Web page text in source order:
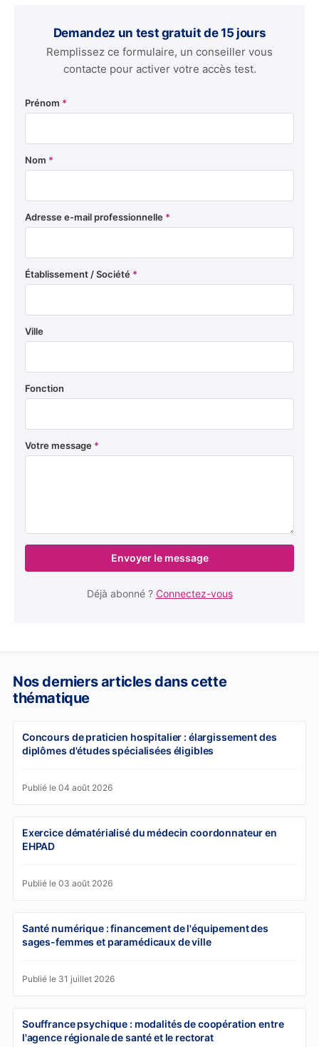
Demandez un test gratuit de 15 jours
Remplissez ce formulaire, un conseiller vous
contacte pour activer votre accès test.
Prénom *
Nom *
Adresse e-mail professionnelle *
Établissement / Société *
Ville
Fonction
Votre message *
Envoyer le message
Déjà abonné ? Connectez-vous
Nos derniers articles dans cette
thématique
Concours de praticien hospitalier : élargissement des
diplômes d'études spécialisées éligibles
Publié le 04 août 2026
Exercice dématérialisé du médecin coordonnateur en
EHPAD
Publié le 03 août 2026
Santé numérique : financement de l'équipement des
sages-femmes et paramédicaux de ville
Publié le 31 juillet 2026
Souffrance psychique : modalités de coopération entre
l'agence régionale de santé et le rectorat